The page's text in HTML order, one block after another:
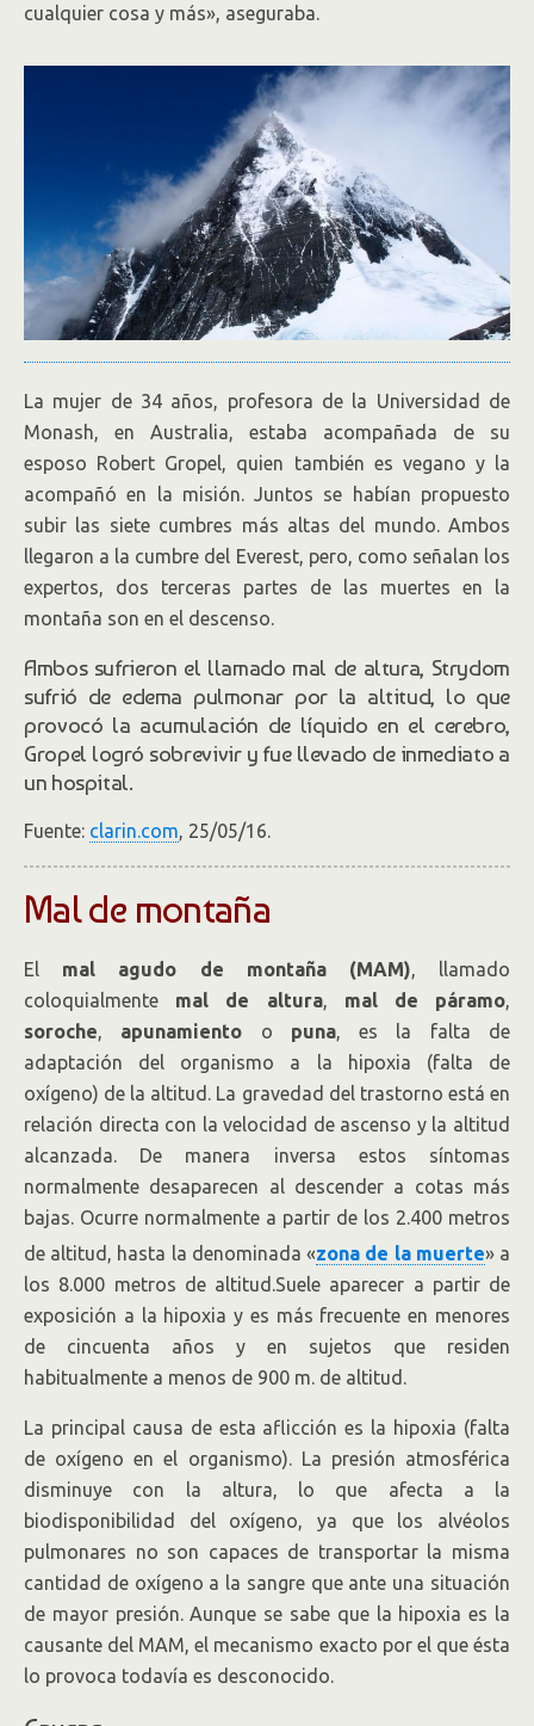
cualquier cosa y más», aseguraba.
La mujer de 34 años, profesora de la Universidad de
Monash, en Australia, estaba acompañada de su
esposo Robert Gropel, quien también es vegano y la
acompañó en la misión. Juntos se habían propuesto
subir las siete cumbres más altas del mundo. Ambos
llegaron a la cumbre del Everest, pero, como señalan los
expertos, dos terceras partes de las muertes en la
montaña son en el descenso.
Ambos sufrieron el llamado mal de altura, Strydom
sufrió de edema pulmonar por la altitud, lo que
provocó la acumulación de líquido en el cerebro,
Gropel logró sobrevivir y fue llevado de inmediato a
un hospital.
Fuente: clarin.com, 25/05/16.
Mal de montaña
El mal agudo de montaña (MAM), llamado
coloquialmente mal de altura, mal de páramo,
soroche, apunamiento o puna, es la falta de
adaptación del organismo a la hipoxia (falta de
oxígeno) de la altitud. La gravedad del trastorno está en
relación directa con la velocidad de ascenso y la altitud
alcanzada. De manera inversa estos síntomas
normalmente desaparecen al descender a cotas más
bajas. Ocurre normalmente a partir de los 2.400 metros
de altitud, hasta la denominada «zona de la muerte» a
los 8.000 metros de altitud.Suele aparecer a partir de
exposición a la hipoxia y es más frecuente en menores
de cincuenta años y en sujetos que residen
habitualmente a menos de 900 m. de altitud.
La principal causa de esta aflicción es la hipoxia (falta
de oxígeno en el organismo). La presión atmosférica
disminuye con la altura, lo que afecta a la
biodisponibilidad del oxígeno, ya que los alvéolos
pulmonares no son capaces de transportar la misma
cantidad de oxígeno a la sangre que ante una situación
de mayor presión. Aunque se sabe que la hipoxia es la
causante del MAM, el mecanismo exacto por el que ésta
lo provoca todavía es desconocido.